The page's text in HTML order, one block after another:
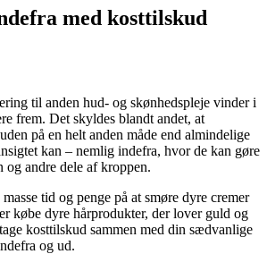
med kosttilskud
til anden hud- og skønhedspleje vinder i
frem. Det skyldes blandt andet, at
på en helt anden måde end almindelige
kan – nemlig indefra, hvor de kan gøre
andre dele af kroppen.
tid og penge på at smøre dyre cremer
købe dyre hårprodukter, der lover guld og
kosttilskud sammen med din sædvanlige
og ud.